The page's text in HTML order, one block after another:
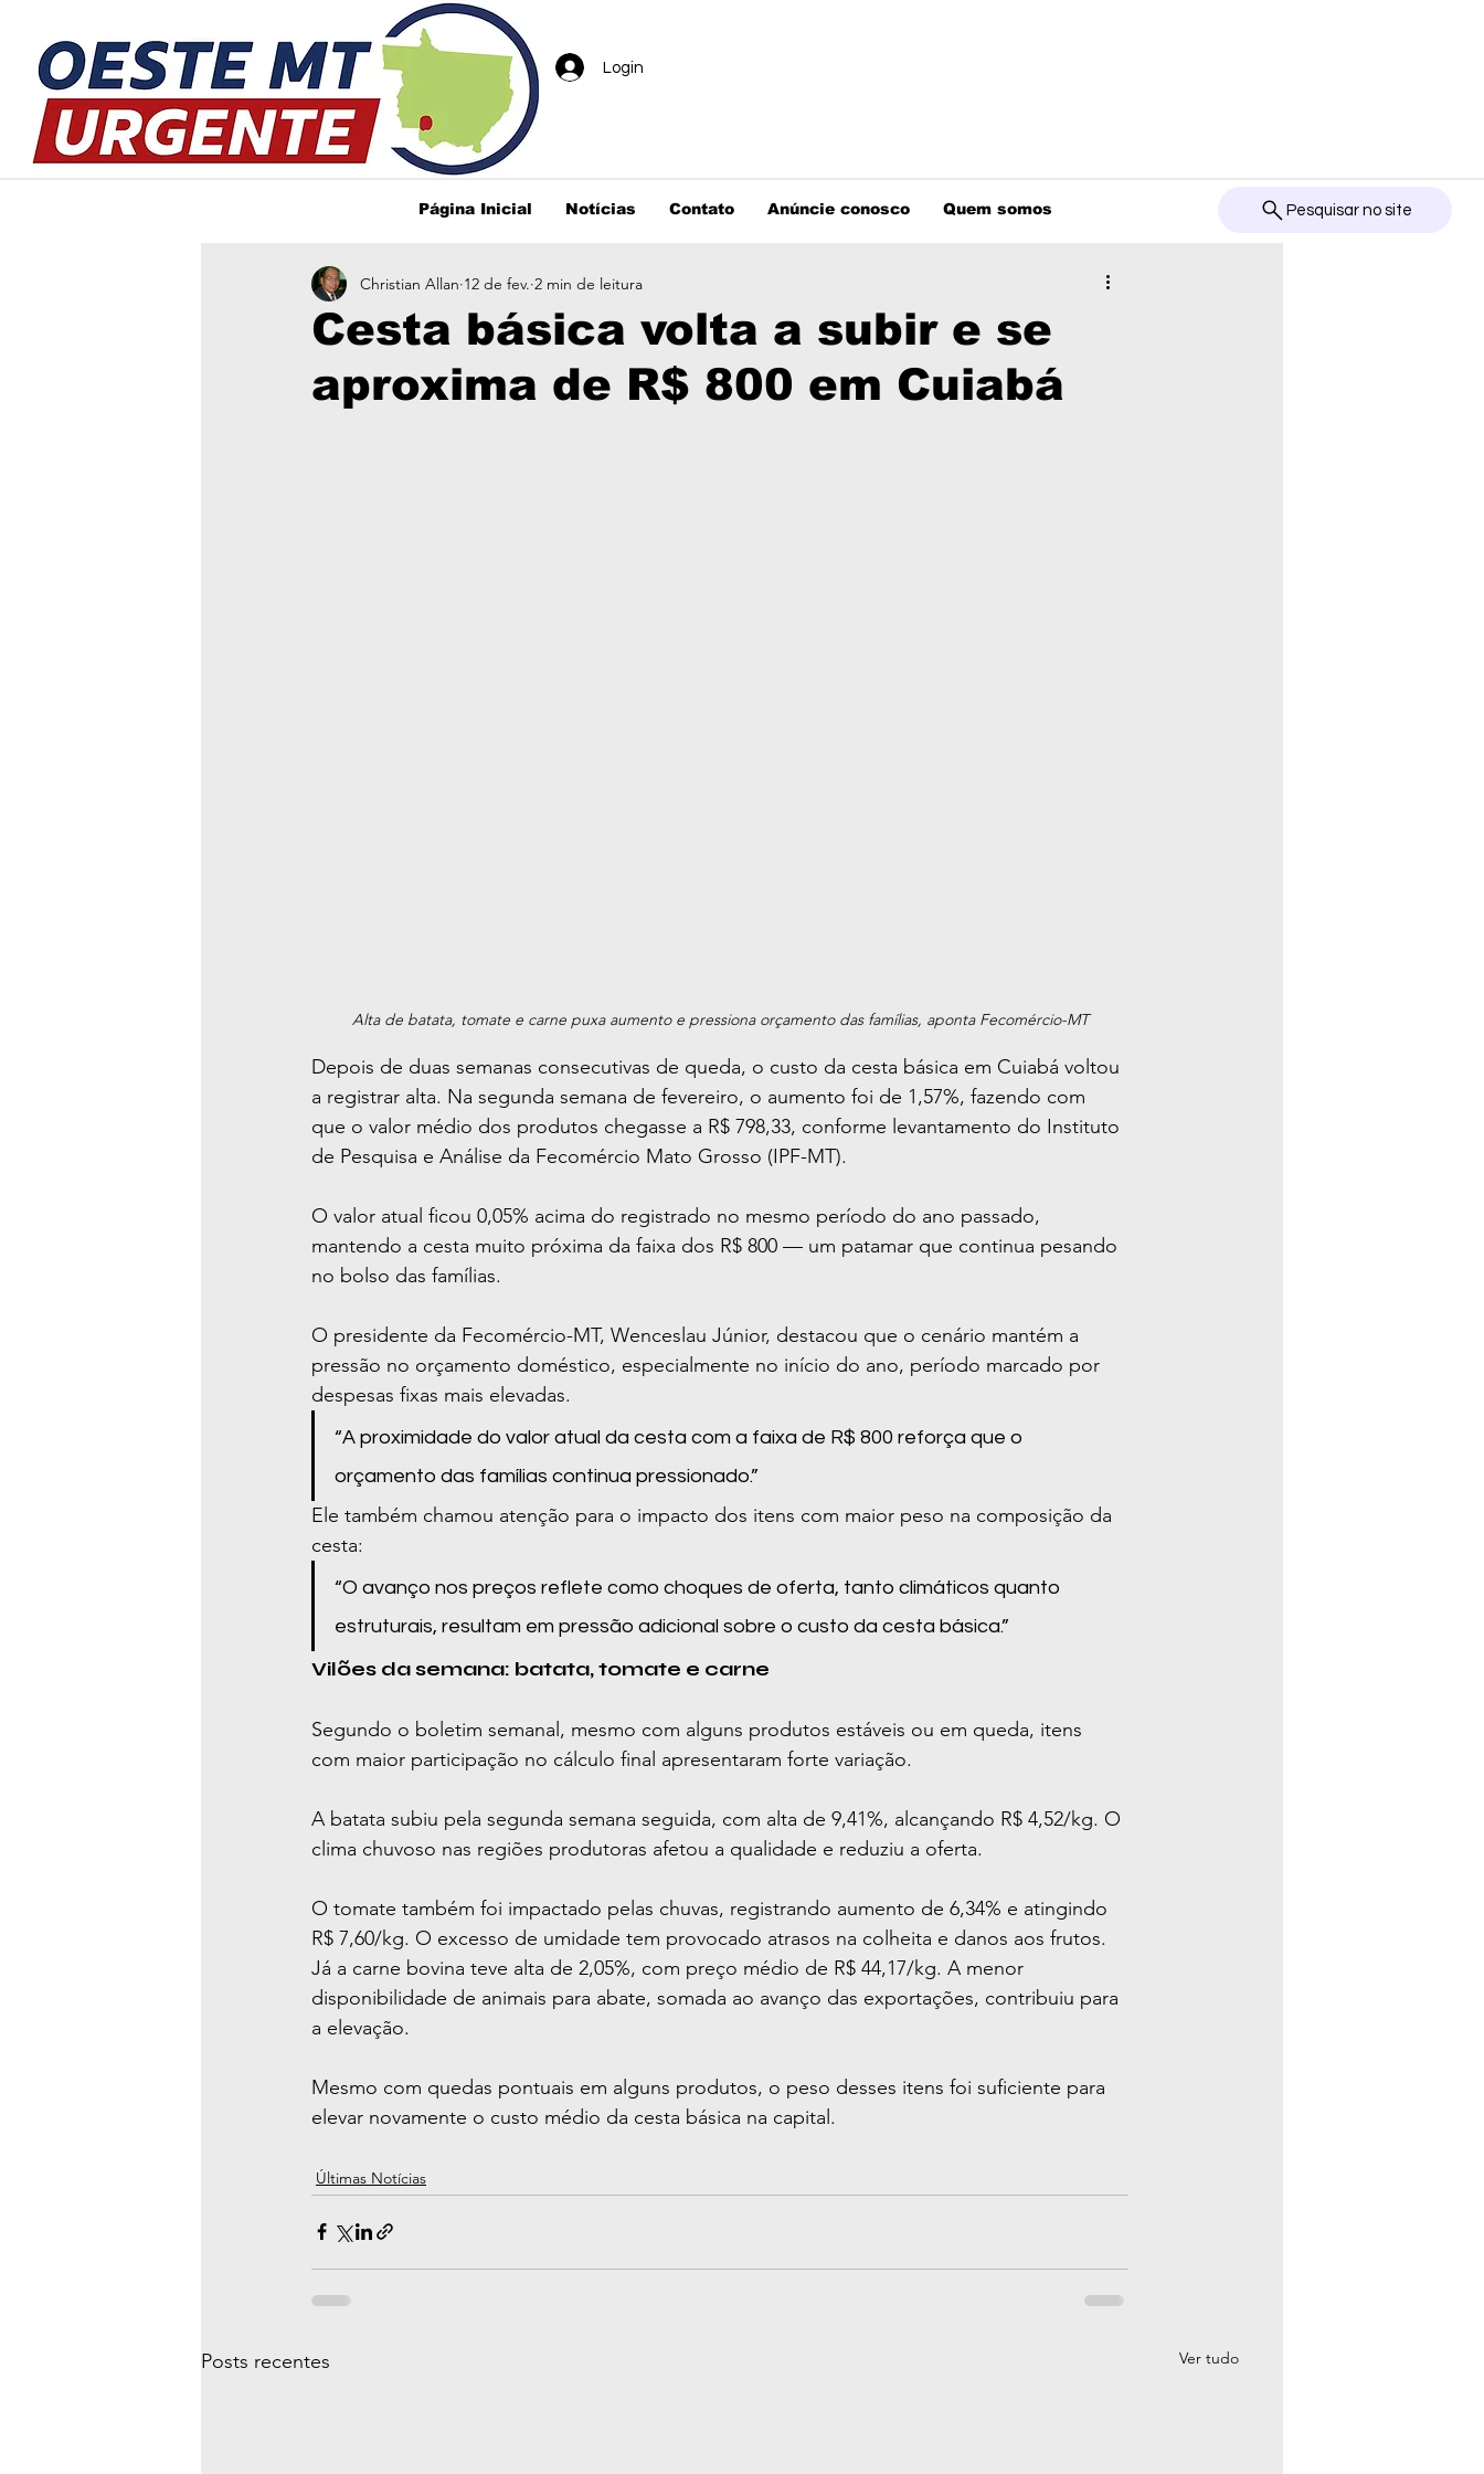
Login
Página Inicial Notícias Contato Anúncie conosco Quem somos Pesquisar no site
Cesta básica volta a subir e se
aproxima de R$ 800 em Cuiabá
Christian Allan 12 de fev. 2 min de leitura
Alta de batata, tomate e carne puxa aumento e pressiona orçamento das famílias, aponta Fecomércio-MT
Depois de duas semanas consecutivas de queda, o custo da cesta básica em Cuiabá voltou
a registrar alta. Na segunda semana de fevereiro, o aumento foi de 1,57%, fazendo com
que o valor médio dos produtos chegasse a R$ 798,33, conforme levantamento do Instituto
de Pesquisa e Análise da Fecomércio Mato Grosso (IPF-MT).
O valor atual ficou 0,05% acima do registrado no mesmo período do ano passado,
mantendo a cesta muito próxima da faixa dos R$ 800 — um patamar que continua pesando
no bolso das famílias.
O presidente da Fecomércio-MT, Wenceslau Júnior, destacou que o cenário mantém a
pressão no orçamento doméstico, especialmente no início do ano, período marcado por
despesas fixas mais elevadas.
“A proximidade do valor atual da cesta com a faixa de R$ 800 reforça que o
orçamento das famílias continua pressionado.”
Ele também chamou atenção para o impacto dos itens com maior peso na composição da
cesta:
“O avanço nos preços reflete como choques de oferta, tanto climáticos quanto
estruturais, resultam em pressão adicional sobre o custo da cesta básica.”
Vilões da semana: batata, tomate e carne
Segundo o boletim semanal, mesmo com alguns produtos estáveis ou em queda, itens
com maior participação no cálculo final apresentaram forte variação.
A batata subiu pela segunda semana seguida, com alta de 9,41%, alcançando R$ 4,52/kg. O
clima chuvoso nas regiões produtoras afetou a qualidade e reduziu a oferta.
O tomate também foi impactado pelas chuvas, registrando aumento de 6,34% e atingindo
R$ 7,60/kg. O excesso de umidade tem provocado atrasos na colheita e danos aos frutos.
Já a carne bovina teve alta de 2,05%, com preço médio de R$ 44,17/kg. A menor
disponibilidade de animais para abate, somada ao avanço das exportações, contribuiu para
a elevação.
Mesmo com quedas pontuais em alguns produtos, o peso desses itens foi suficiente para
elevar novamente o custo médio da cesta básica na capital.
Últimas Notícias
Posts recentes Ver tudo